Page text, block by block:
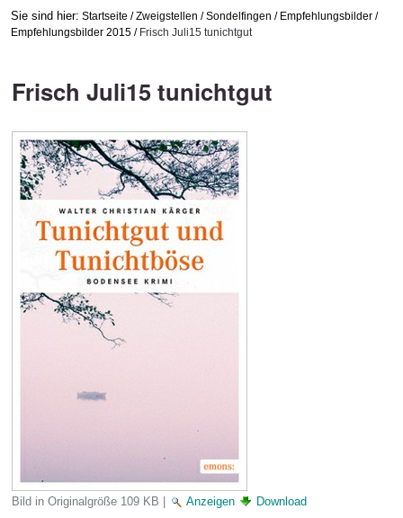
Sie sind hier: Startseite /Zweigstellen /Sondelfingen / Empfehlungsbilder /
Empfehlungsbilder 2015 / Frisch Juli15 tunichtgut
Frisch Juli15 tunichtgut
Bild in Originalgröße 109 KB | Anzeigen Download